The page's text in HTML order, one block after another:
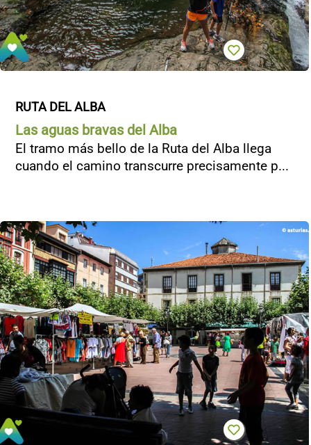
RUTA DEL ALBA
Las aguas bravas del Alba
El tramo más bello de la Ruta del Alba llega
cuando el camino transcurre precisamente p...